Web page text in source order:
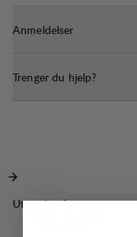
Anmeldelser
Trenger du hjelp?
Utmerket for